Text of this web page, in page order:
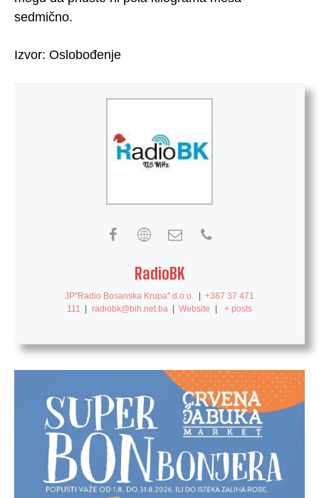
sedmično.
Izvor: Oslobođenje
RadioBK
JP"Radio Bosanska Krupa" d.o.o.
+387 37 471
111
radiobk@bih.net.ba Website + posts